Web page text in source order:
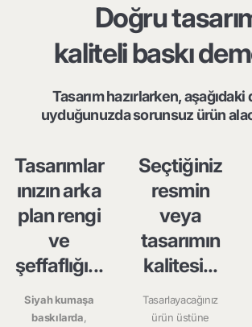
Doğru
kaliteli baskı
Tasarım hazırlarken,
uyduğunuzda sorunsuz ürün
Tasarımlar
ınızın arka
plan rengi
ve
şeffaflığı...
Siyah kumaşa
baskılarda,
Seçtiğiniz
resmin
veya
tasarımın
kalitesi...
Tasarlayacağınız
ürün üstüne